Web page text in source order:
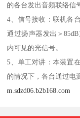
的各台发出音频联络信
4、信号接收：联机各
通过扬声器发出＞
内可见的光信号。
5、单工对讲：本装置
的情况下，各台通过电
m.sdzd06.b2b168.com